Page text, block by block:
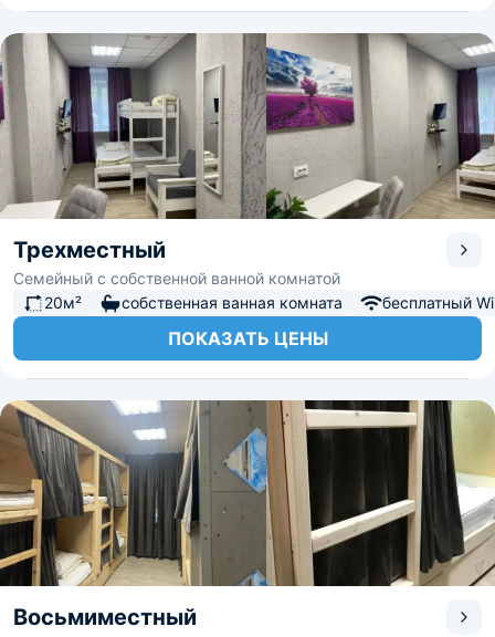
Трехместный
Семейный с собственной ванной комнатой
20м²
собственная ванная комната бесплатный
ПОКАЗАТЬ ЦЕНЫ
Восьмиместный